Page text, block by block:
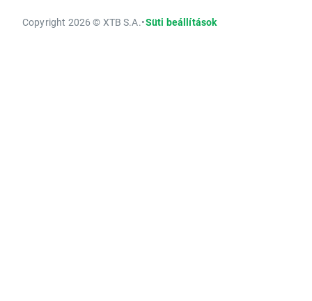
Copyright 2026 © XTB S.A.•Süti beállítások